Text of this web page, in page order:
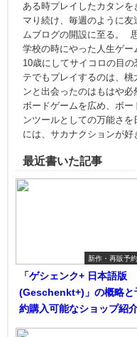
ある時プレイしたカタン
マり続け、毎週のように
ムブログの開設に至る。
学校の時にやった人生ゲ
10歳にしてサイコロの目
テでもプレイするのは、
ンと出会ったのはもはや
ボードゲームを広め、ボー
ンツールとしての万能さ
には、サカナクションが好
最近書いた記事
新作・再販予
「ゲシェンク+ 日本語版
(Geschenkt+)」の概略と
約購入可能なショップ紹介